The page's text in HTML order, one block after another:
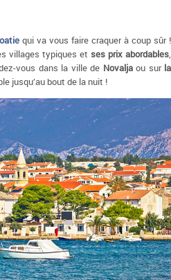
qui va vous faire craquer à coup sûr !
villages typiques et ses prix abordables,
vous dans la ville de Novaljaou sur la
jusqu’au bout de la nuit !